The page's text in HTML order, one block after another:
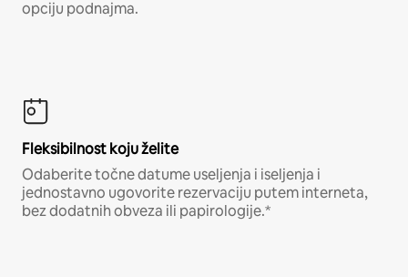
opciju podnajma.
Fleksibilnost koju želite
Odaberite točne datume useljenja i iseljenja i
jednostavno ugovorite rezervaciju putem interneta,
bez dodatnih obveza ili papirologije.*